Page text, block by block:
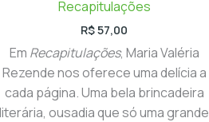
Recapitulações
R$57,00
Em Recapitulações, Maria Valéria
Rezende nos oferece uma delícia a
cada página. Uma bela brincadeira
literária, ousadia que só uma grande